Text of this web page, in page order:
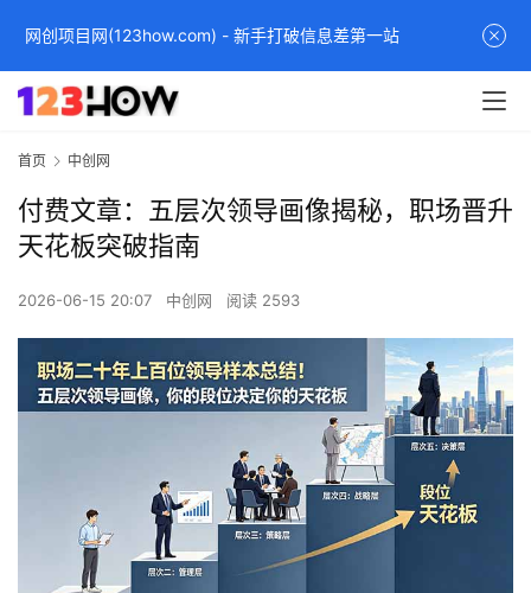
首页 中创网
付费文章：五层次领导画像揭秘，职场晋升
天花板突破指南
2026-06-15 20:07 中创网 阅读 2593
网创项目网(123how.com) - 新手打破信息差第一站